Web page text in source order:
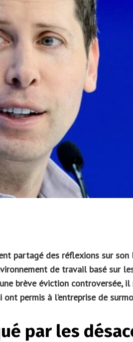
partagé des réflexions sur
de travail basé sur
brève éviction controversée,
permis à l’entreprise de
par les